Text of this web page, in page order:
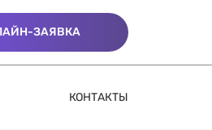
ЗАЯВКА
КОНТАКТЫ